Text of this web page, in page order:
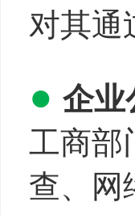
对其通
● 企业
工商部
查、网